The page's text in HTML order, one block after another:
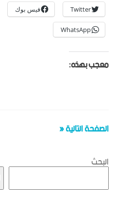
Twitter فيس بوك
WhatsApp
معجب بهذه:
الصفحة التالية «
البحث